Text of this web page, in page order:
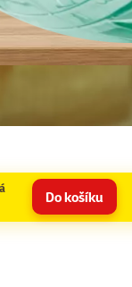
Do košíku